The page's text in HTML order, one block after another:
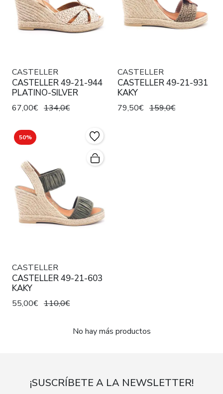
CASTELLER
CASTELLER 49-21-944
PLATINO-SILVER
67,00€ 134,0€
CASTELLER
CASTELLER 49-21-931
KAKY
79,50€ 159,0€
50%
CASTELLER
CASTELLER 49-21-603
KAKY
55,00€ 110,0€
No hay más productos
¡SUSCRÍBETE A LA NEWSLETTER!